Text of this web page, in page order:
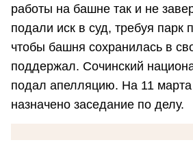
работы на башне так и не
подали иск в суд, требуя парк
чтобы башня сохранилась в
поддержал. Сочинский
подал апелляцию. На 11 марта
назначено заседание по делу.